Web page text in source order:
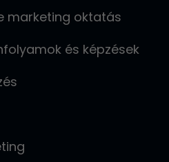
marketing oktatás
és képzések